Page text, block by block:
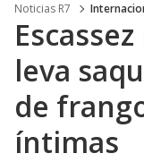
Noticias R7
leva
de
íntimas